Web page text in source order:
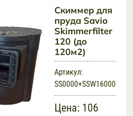
Скиммер для
пруда Savio
Skimmerfilter
120 (до
120м2)
Артикул:
SS0000+SSW16000
Цена: 106